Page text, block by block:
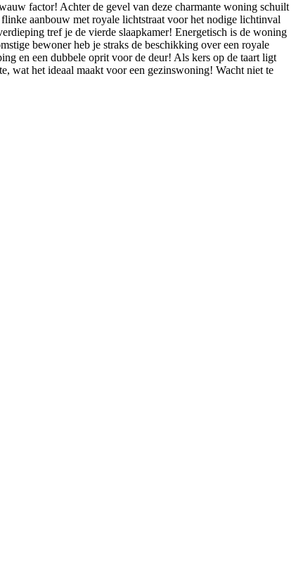
factor! Achter de gevel van deze charmante woning schuilt
aanbouw met royale lichtstraat voor het nodige lichtinval
tref je de vierde slaapkamer! Energetisch is de woning
bewoner heb je straks de beschikking over een royale
en een dubbele oprit voor de deur! Als kers op de taart ligt
wat het ideaal maakt voor een gezinswoning! Wacht niet te